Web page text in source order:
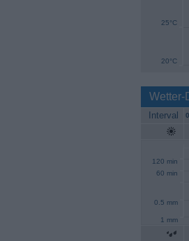
20°C
25°C
Wetter-
Interval
60 min
120 min
0.5 mm
1 mm